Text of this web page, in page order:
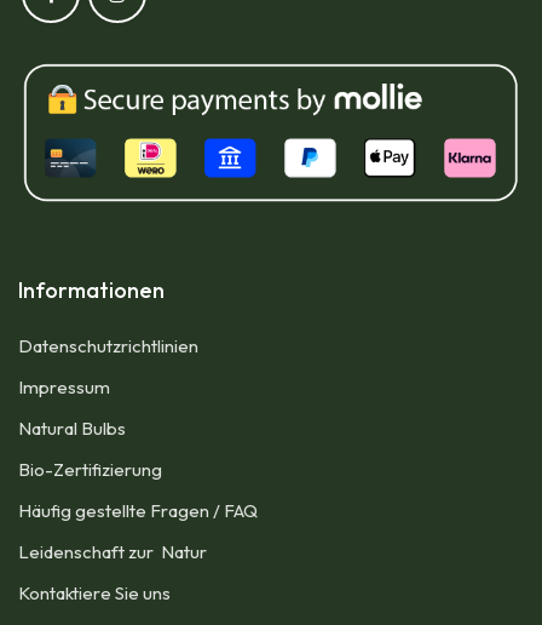
Informationen
Datenschutzrichtlinien
Impressum​
Natural Bulbs
Bio-Zertifizierung
Häufig gestellte Fragen / FAQ
Leidenschaft zur Natur
Kontaktiere Sie uns